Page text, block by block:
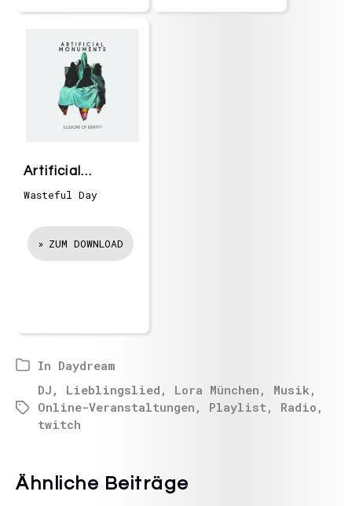
Artificial
Monuments
Wasteful Day
ZUM DOWNLOAD
In Daydream
DJ , Lieblingslied , Lora München , Musik ,
Online-Veranstaltungen , Playlist , Radio ,
twitch
Ähnliche Beiträge